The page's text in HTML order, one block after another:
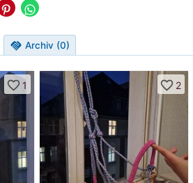
handshake Archiv (0)
favorite_border 1 favorite_border 2